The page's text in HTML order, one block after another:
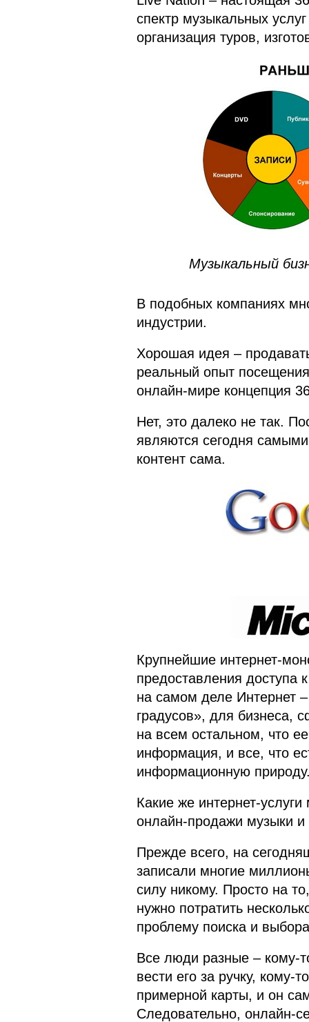
спектр музыкальных
организация туров,
Музыкальный
В подобных компаниях
индустрии.
Хорошая идея –
реальный опыт
онлайн-мире концепция
Нет, это далеко не так.
являются сегодня
контент сама.
Крупнейшие интернет-
предоставления доступа
на самом деле Интернет
градусов», для бизнеса,
на всем остальном, что
информация, и все, что
информационную
Какие же интернет-
онлайн-продажи музыки
Прежде всего, на
записали многие
силу никому. Просто на
нужно потратить
проблему поиска и
Все люди разные – кому-
вести его за ручку, кому-
примерной карты, и он
Следовательно, онлайн-